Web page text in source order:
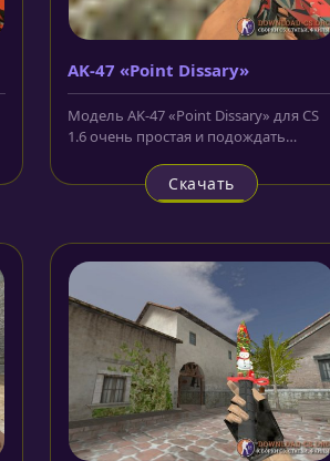
AK-47 «Point Dissary»
Модель AK-47 «Point Dissary» для CS
1.6 очень простая и подождать
Скачать